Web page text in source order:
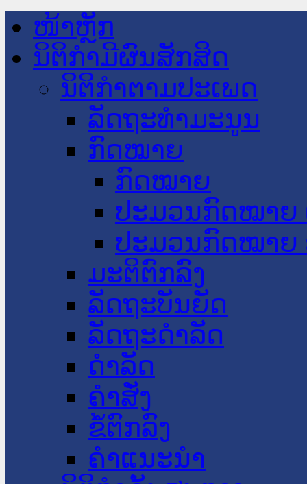
ໜ້າຫຼັກ
ນິຕິກໍາມີຜົນສັກສິດ
ນິຕິກໍາຕາມປະເພດ
ລັດຖະທໍາມະນູນ
ກົດໝາຍ
ກົດໝາຍ
ປະມວນກົດໝາຍ
ປະມວນກົດໝາຍ
ມະຕິຕົກລົງ
ລັດຖະບັນຍັດ
ລັດຖະດໍາລັດ
ດໍາລັດ
ຄໍາສັ່ງ
ຂໍ້ຕົກລົງ
ຄໍາແນະນໍາ